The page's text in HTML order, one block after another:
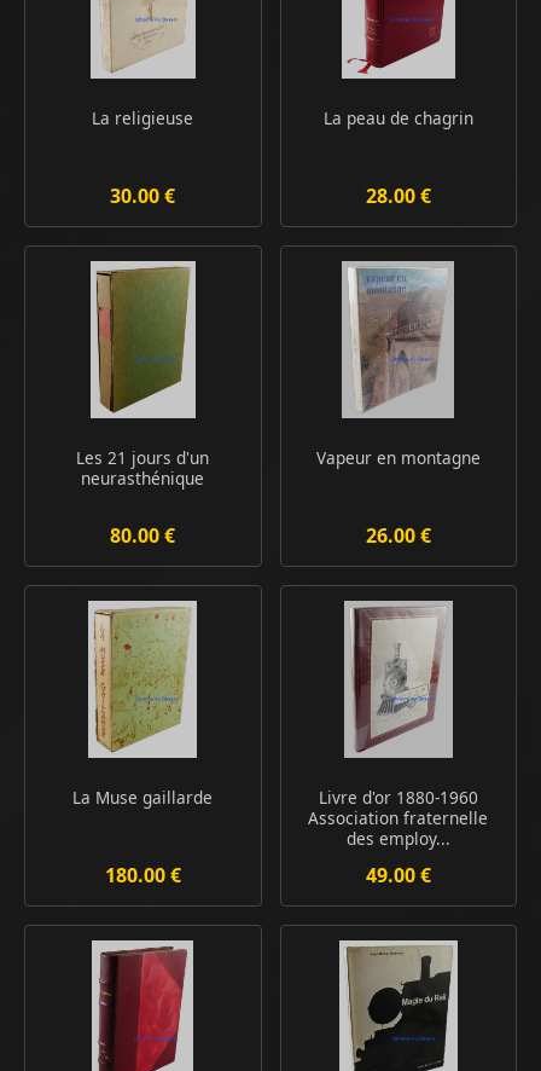
La religieuse
30.00 €
La peau de chagrin
28.00 €
Les 21 jours d'un
neurasthénique
80.00 €
Vapeur en montagne
26.00 €
La Muse gaillarde
180.00 €
Livre d'or 1880-1960
Association fraternelle
des employ...
49.00 €